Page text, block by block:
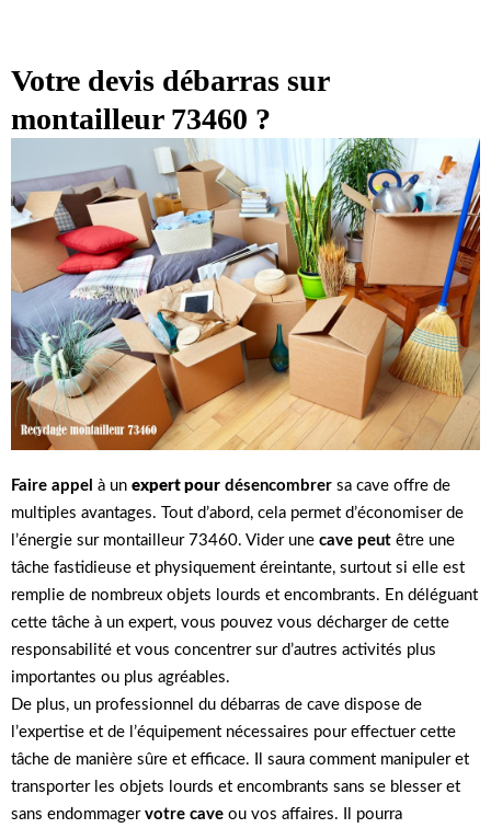
Votre devis débarras sur
montailleur 73460 ?
Faire appel à un expert pour désencombrer sa cave offre de
multiples avantages. Tout d’abord, cela permet d’économiser de
l’énergie sur montailleur 73460. Vider une cave peut être une
tâche fastidieuse et physiquement éreintante, surtout si elle est
remplie de nombreux objets lourds et encombrants. En déléguant
cette tâche à un expert, vous pouvez vous décharger de cette
responsabilité et vous concentrer sur d’autres activités plus
importantes ou plus agréables.
De plus, un professionnel du débarras de cave dispose de
l’expertise et de l’équipement nécessaires pour effectuer cette
tâche de manière sûre et efficace. Il saura comment manipuler et
transporter les objets lourds et encombrants sans se blesser et
sans endommager votre cave ou vos affaires. Il pourra